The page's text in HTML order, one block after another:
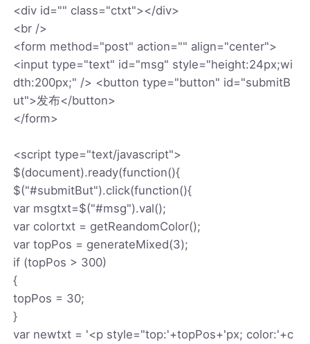
<div id="" class="ctxt"></div>
<br />
<form method="post" action="" align="center">
<input type="text" id="msg" style="height:24px;wi
dth:200px;" /> <button type="button" id="submitB
ut">发布</button>
</form>
<script type="text/javascript">
$(document).ready(function(){
$("#submitBut").click(function(){
var msgtxt=$("#msg").val();
var colortxt = getReandomColor();
var topPos = generateMixed(3);
if (topPos > 300)
{
topPos = 30;
}
var newtxt = '<p style="top:'+topPos+'px; color:'+c